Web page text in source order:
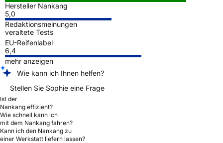
Hersteller Nankang
5,0
Redaktionsmeinungen
veraltete Tests
EU-Reifenlabel
6,4
mehr anzeigen
Wie kann ich Ihnen helfen?
Stellen Sie Sophie eine Frage
Ist der
Nankang effizient?
Wie schnell kann ich
mit dem Nankang fahren?
Kann ich den Nankang zu
einer Werkstatt liefern lassen?